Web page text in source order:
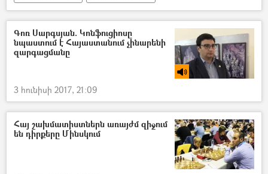
Գոռ Սարգսյան. Կոնֆուցիոսը
նպաստում է Հայաստանում չինարենի
զարգացմանը
3 հունիսի 2017, 21:09
Հայ շախմատիստներն առայժմ զիջում
են դիրքերը Մինսկում